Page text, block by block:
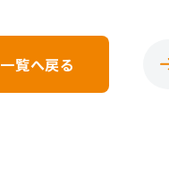
一覧へ戻る